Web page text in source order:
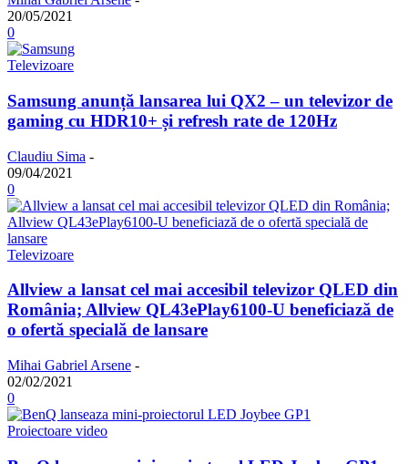
20/05/2021
0
Televizoare
Samsung anunță lansarea lui QX2 – un televizor de
gaming cu HDR10+ și refresh rate de 120Hz
Claudiu Sima -
09/04/2021
0
Televizoare
Allview a lansat cel mai accesibil televizor QLED din
România; Allview QL43ePlay6100-U beneficiază de
o ofertă specială de lansare
Mihai Gabriel Arsene -
02/02/2021
0
Proiectoare video